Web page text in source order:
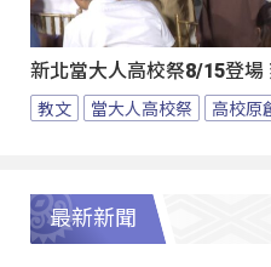
新北當大人高校祭8/15登場
教文 當大人高校祭 高校原
最新新聞